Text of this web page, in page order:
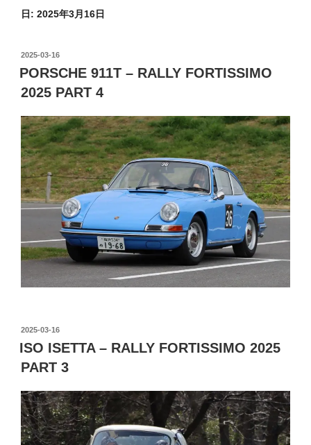
日: 2025年3月16日
投
稿
日:
2025-03-16
PORSCHE 911T – RALLY FORTISSIMO
2025 PART 4
投
稿
日:
2025-03-16
ISO ISETTA – RALLY FORTISSIMO 2025
PART 3